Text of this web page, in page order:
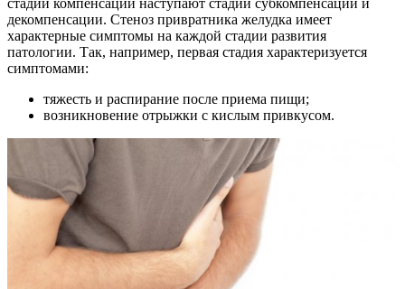
стадии компенсации наступают стадии субкомпенсации и
декомпенсации. Стеноз привратника желудка имеет
характерные симптомы на каждой стадии развития
патологии. Так, например, первая стадия характеризуется
симптомами:
тяжесть и распирание после приема пищи;
возникновение отрыжки с кислым привкусом.